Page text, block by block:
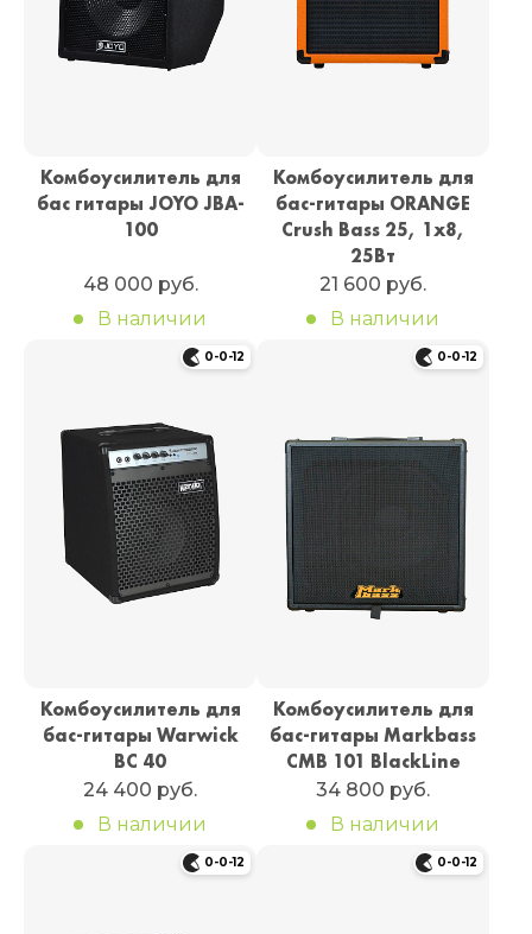
Комбоусилитель для
бас гитары JOYO JBA-
100
48 000 руб.
В наличии
Комбоусилитель для
бас-гитары ORANGE
Crush Bass 25, 1х8,
25Вт
21 600 руб.
В наличии
0-0-12
Комбоусилитель для
бас-гитары Warwick
BC 40
24 400 руб.
В наличии
0-0-12
Комбоусилитель для
бас-гитары Markbass
CMB 101 BlackLine
34 800 руб.
В наличии
0-0-12 0-0-12